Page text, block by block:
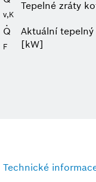
v,K
Tepelné zráty
Q
·
F
Aktuální
[kW]
Technické